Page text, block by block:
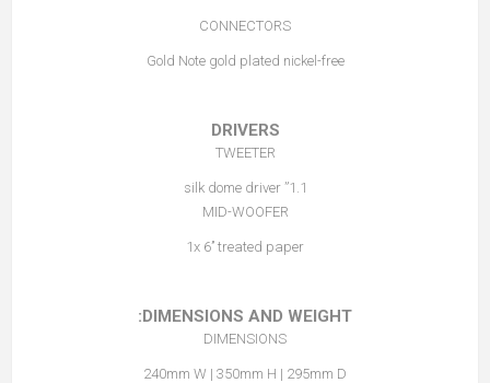
CONNECTORS
Gold Note gold plated nickel-free
DRIVERS
TWEETER
1.1” silk dome driver
MID-WOOFER
1x 6’’ treated paper
DIMENSIONS AND WEIGHT:
DIMENSIONS
240mm W | 350mm H | 295mm D